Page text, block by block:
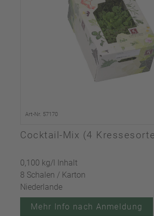
Art-Nr. 57170
Cocktail-Mix (4
0,100 kg/l Inhalt
8 Schalen / Karton
Niederlande
Mehr Info nach Anmeldung